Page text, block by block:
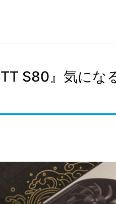
S80』気にな